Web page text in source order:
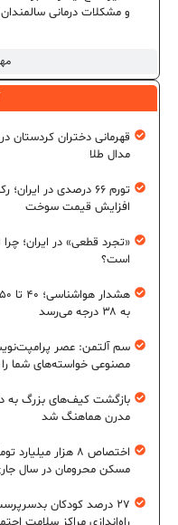
و مشکلات درمانی
مدال طلا
افزایش قیمت سوخت
«تجرد قطعی» در ایران؛
است؟
به ۳۸ درجه می‌رسد
سم آلتمن: عصر
مصنوعی خواسته‌های شما
بازگشت کیف‌های بزرگ به
مدرن هماهنگ شد
اختصاص ۸ هزار
مسکن محرومان در سال
۲۷ درصد کودکان